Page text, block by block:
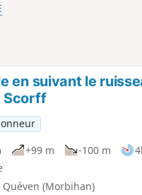
en suivant le
Scorff
+99 m -100 m
Quéven (Morbihan)